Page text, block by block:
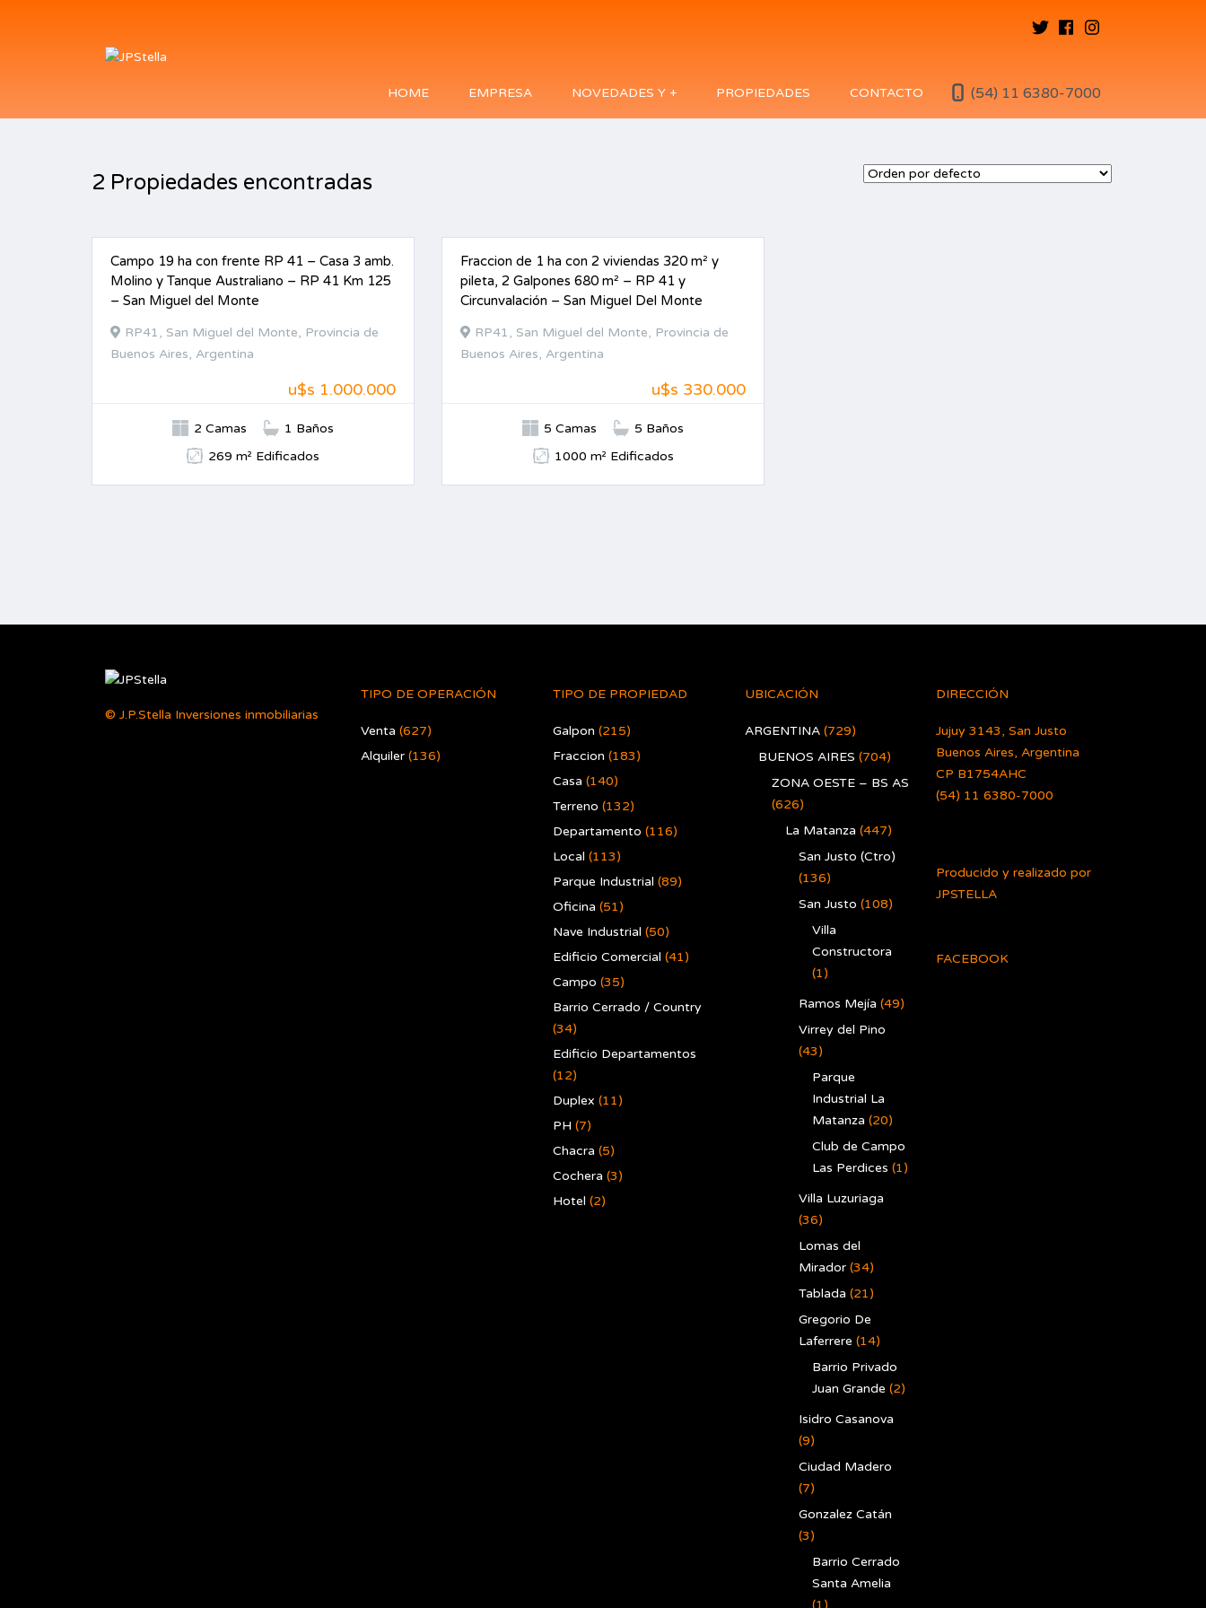
(54) 11 6380-7000
HOME EMPRESA NOVEDADES Y + PROPIEDADES CONTACTO
2 Propiedades encontradas
Campo 19 ha con frente RP 41 – Casa 3 amb.
Molino y Tanque Australiano – RP 41 Km 125
– San Miguel del Monte
RP41, San Miguel del Monte, Provincia de
Buenos Aires, Argentina
u$s 1.000.000
2 Camas
1 Baños
269 m² Edificados
Fraccion de 1 ha con 2 viviendas 320 m² y
pileta, 2 Galpones 680 m² – RP 41 y
Circunvalación – San Miguel Del Monte
RP41, San Miguel del Monte, Provincia de
Buenos Aires, Argentina
u$s 330.000
5 Camas
5 Baños
1000 m² Edificados
© J.P.Stella Inversiones inmobiliarias
TIPO DE OPERACIÓN
Venta (627)
Alquiler (136)
TIPO DE PROPIEDAD
Galpon (215)
Fraccion (183)
Casa (140)
Terreno (132)
Departamento (116)
Local (113)
Parque Industrial (89)
Oficina (51)
Nave Industrial (50)
Edificio Comercial (41)
Campo (35)
Barrio Cerrado / Country
(34)
Edificio Departamentos
(12)
Duplex (11)
PH (7)
Chacra (5)
Cochera (3)
Hotel (2)
UBICACIÓN
ARGENTINA(729)
BUENOS AIRES (704)
ZONA OESTE – BS AS
(626)
La Matanza (447)
San Justo (Ctro)
(136)
San Justo (108)
Villa
Constructora
(1)
Ramos Mejía (49)
Virrey del Pino
(43)
Parque
Industrial La
Matanza (20)
Club de Campo
Las Perdices (1)
Villa Luzuriaga
(36)
Lomas del
Mirador(34)
Tablada (21)
Gregorio De
Laferrere (14)
Barrio Privado
Juan Grande (2)
Isidro Casanova
(9)
Ciudad Madero
(7)
Gonzalez Catán
(3)
Barrio Cerrado
Santa Amelia
(1)
DIRECCIÓN
Jujuy 3143, San Justo
Buenos Aires, Argentina
CP B1754AHC
(54) 11 6380-7000
Producido y realizado por
JPSTELLA
FACEBOOK